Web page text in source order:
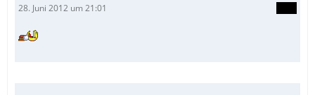
28. Juni 2012 um 21:01